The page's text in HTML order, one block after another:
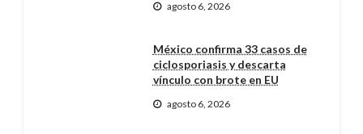
agosto 6, 2026
México confirma 33 casos de
ciclosporiasis y descarta
vínculo con brote en EU
agosto 6, 2026